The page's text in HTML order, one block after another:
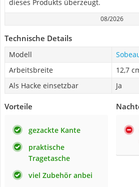
dieses Produkts überzeugt.
08/2026
Technische Details
Modell
Arbeitsbreite
12,7
Als Hacke einsetzbar
Ja
Vorteile
gezackte Kante
praktische
Tragetasche
viel Zubehör anbei